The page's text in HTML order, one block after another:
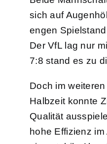
sich auf
engen
Der VfL lag nur
7:8 stand es zu
Doch im
Halbzeit konnte
Qualität
hohe Effizienz